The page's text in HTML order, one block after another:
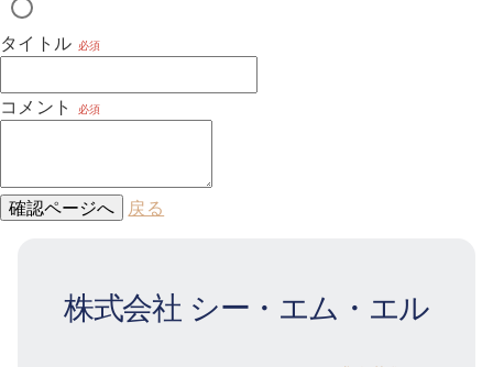
タイトル 必須
コメント 必須
確認ページへ 戻る
株式会社 シー・エム・エル